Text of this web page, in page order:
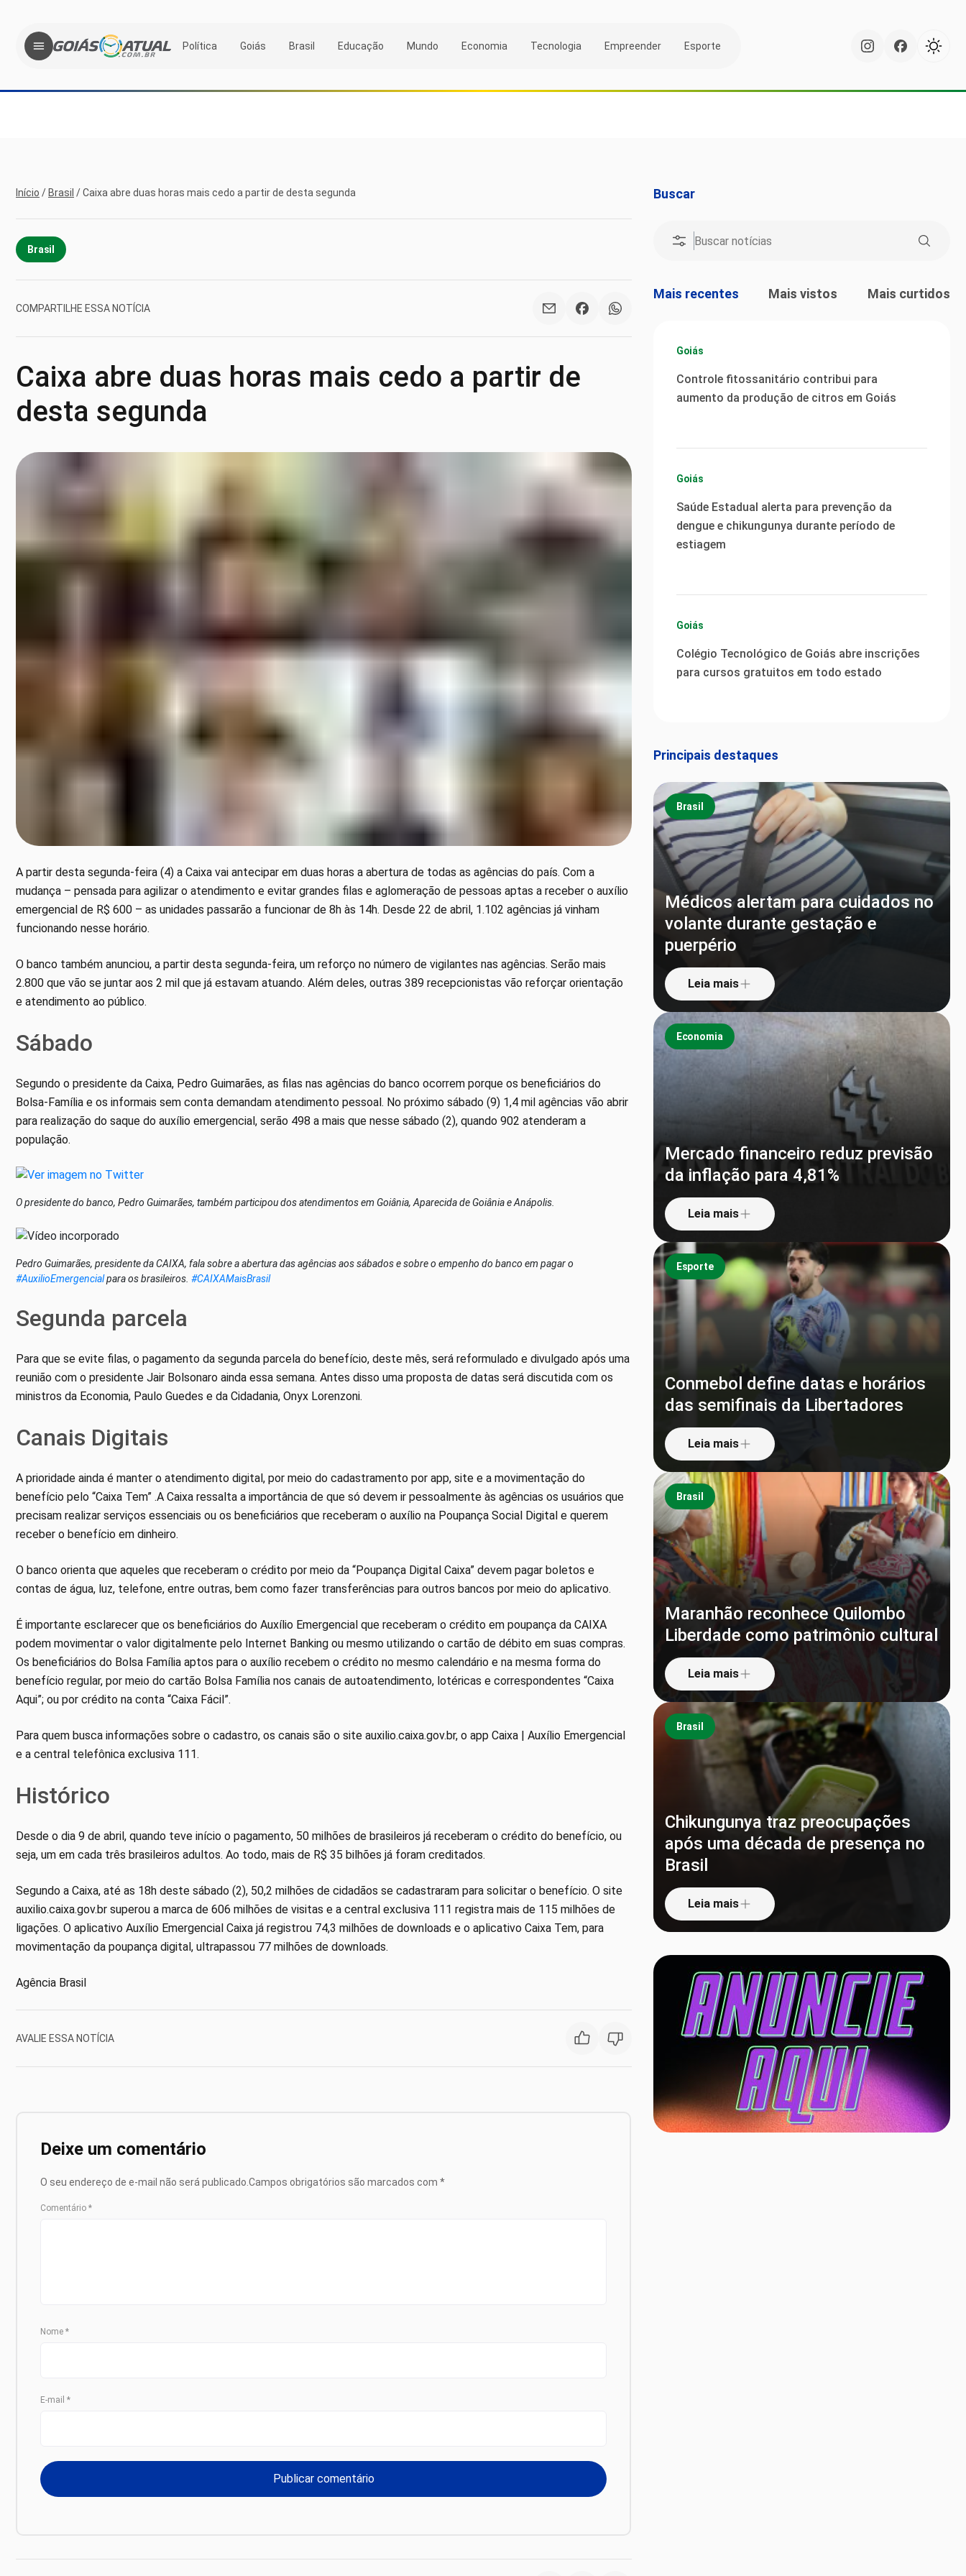
Política Goiás Brasil Educação Mundo Economia Tecnologia Empreender Esporte
Início / Brasil /Caixa abre duas horas mais cedo a partir de desta segunda
Brasil
COMPARTILHE ESSA NOTÍCIA
Caixa abre duas horas mais cedo a partir de
desta segunda
A partir desta segunda-feira (4) a Caixa vai antecipar em duas horas a abertura de todas as agências do país. Com a
mudança – pensada para agilizar o atendimento e evitar grandes filas e aglomeração de pessoas aptas a receber o auxílio
emergencial de R$ 600 – as unidades passarão a funcionar de 8h às 14h. Desde 22 de abril, 1.102 agências já vinham
funcionando nesse horário.
O banco também anunciou, a partir desta segunda-feira, um reforço no número de vigilantes nas agências. Serão mais
2.800 que vão se juntar aos 2 mil que já estavam atuando. Além deles, outras 389 recepcionistas vão reforçar orientação
e atendimento ao público.
Sábado
Segundo o presidente da Caixa, Pedro Guimarães, as filas nas agências do banco ocorrem porque os beneficiários do
Bolsa-Família e os informais sem conta demandam atendimento pessoal. No próximo sábado (9) 1,4 mil agências vão abrir
para realização do saque do auxílio emergencial, serão 498 a mais que nesse sábado (2), quando 902 atenderam a
população.
O presidente do banco, Pedro Guimarães, também participou dos atendimentos em Goiânia, Aparecida de Goiânia e Anápolis.
Pedro Guimarães, presidente da CAIXA, fala sobre a abertura das agências aos sábados e sobre o empenho do banco em pagar o
#AuxilioEmergencialpara os brasileiros. #CAIXAMaisBrasil
Segunda parcela
Para que se evite filas, o pagamento da segunda parcela do benefício, deste mês, será reformulado e divulgado após uma
reunião com o presidente Jair Bolsonaro ainda essa semana. Antes disso uma proposta de datas será discutida com os
ministros da Economia, Paulo Guedes e da Cidadania, Onyx Lorenzoni.
Canais Digitais
A prioridade ainda é manter o atendimento digital, por meio do cadastramento por app, site e a movimentação do
benefício pelo “Caixa Tem” .A Caixa ressalta a importância de que só devem ir pessoalmente às agências os usuários que
precisam realizar serviços essenciais ou os beneficiários que receberam o auxílio na Poupança Social Digital e querem
receber o benefício em dinheiro.
O banco orienta que aqueles que receberam o crédito por meio da “Poupança Digital Caixa” devem pagar boletos e
contas de água, luz, telefone, entre outras, bem como fazer transferências para outros bancos por meio do aplicativo.
É importante esclarecer que os beneficiários do Auxílio Emergencial que receberam o crédito em poupança da CAIXA
podem movimentar o valor digitalmente pelo Internet Banking ou mesmo utilizando o cartão de débito em suas compras.
Os beneficiários do Bolsa Família aptos para o auxílio recebem o crédito no mesmo calendário e na mesma forma do
benefício regular, por meio do cartão Bolsa Família nos canais de autoatendimento, lotéricas e correspondentes “Caixa
Aqui”; ou por crédito na conta “Caixa Fácil”.
Para quem busca informações sobre o cadastro, os canais são o site auxilio.caixa.gov.br, o app Caixa | Auxílio Emergencial
e a central telefônica exclusiva 111.
Histórico
Desde o dia 9 de abril, quando teve início o pagamento, 50 milhões de brasileiros já receberam o crédito do benefício, ou
seja, um em cada três brasileiros adultos. Ao todo, mais de R$ 35 bilhões já foram creditados.
Segundo a Caixa, até as 18h deste sábado (2), 50,2 milhões de cidadãos se cadastraram para solicitar o benefício. O site
auxilio.caixa.gov.br superou a marca de 606 milhões de visitas e a central exclusiva 111 registra mais de 115 milhões de
ligações. O aplicativo Auxílio Emergencial Caixa já registrou 74,3 milhões de downloads e o aplicativo Caixa Tem, para
movimentação da poupança digital, ultrapassou 77 milhões de downloads.
Agência Brasil
AVALIE ESSA NOTÍCIA
Deixe um comentário
O seu endereço de e-mail não será publicado.Campos obrigatórios são marcados com *
Comentário *
Nome *
E-mail *
Buscar
Mais recentes Mais vistos Mais curtidos
Goiás
Controle fitossanitário contribui para
aumento da produção de citros em Goiás
Goiás
Saúde Estadual alerta para prevenção da
dengue e chikungunya durante período de
estiagem
Goiás
Colégio Tecnológico de Goiás abre inscrições
para cursos gratuitos em todo estado
Principais destaques
Brasil
Médicos alertam para cuidados no
volante durante gestação e
puerpério
Leia mais
Economia
Mercado financeiro reduz previsão
da inflação para 4,81%
Leia mais
Esporte
Conmebol define datas e horários
das semifinais da Libertadores
Leia mais
Brasil
Maranhão reconhece Quilombo
Liberdade como patrimônio cultural
Leia mais
Brasil
Chikungunya traz preocupações
após uma década de presença no
Brasil
Leia mais